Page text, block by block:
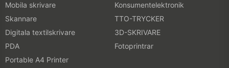
Mobila skrivare
Konsumentelektronik
Skannare
TTO-TRYCKER
Digitala textilskrivare
3D-SKRIVARE
PDA
Fotoprintrar
Portable A4 Printer